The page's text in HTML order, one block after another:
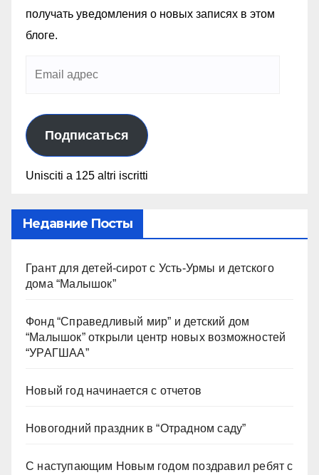
получать уведомления о новых записях в этом
блоге.
Подписаться
Unisciti a 125 altri iscritti
Недавние Посты
Грант для детей-сирот с Усть-Урмы и детского
дома “Малышок”
Фонд “Справедливый мир” и детский дом
“Малышок” открыли центр новых возможностей
“УРАГШАА”
Новый год начинается с отчетов
Новогодний праздник в “Отрадном саду”
С наступающим Новым годом поздравил ребят с